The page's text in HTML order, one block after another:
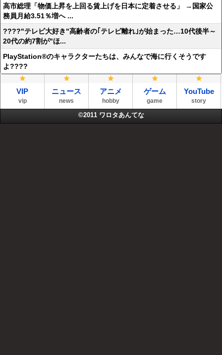
高市総理「物価上昇を上回る賃上げを日本に定着させる」 →国家公
務員月給3.51％増へ ...
????"テレビ大好き"高齢者の｢テレビ離れ｣が始まった…10代後半～
20代の約7割が"ほ...
PlayStation®のキャラクターたちは、みんなで海に行くそうです
よ????
VIP
vip
ニュース
news
アニメ
hobby
ゲーム
game
YouTube
story
©2011 ワロタあんてな